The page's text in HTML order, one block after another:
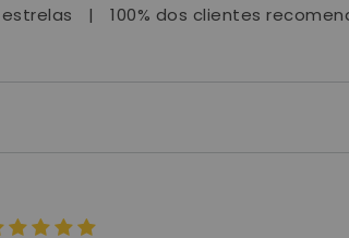
| 100% dos clientes